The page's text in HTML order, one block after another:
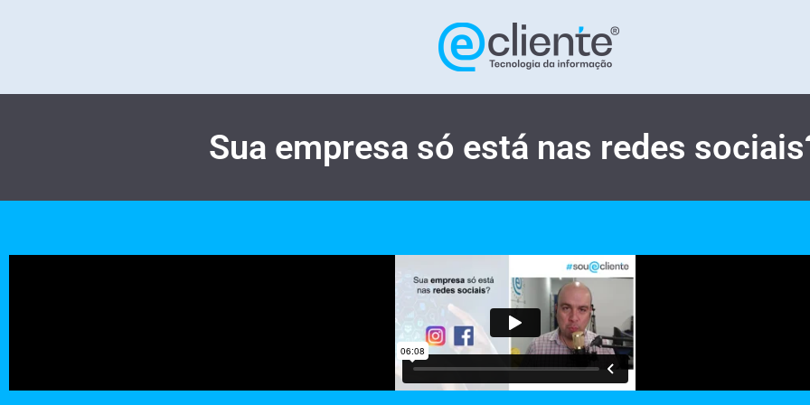
Sua empresa só está nas redes